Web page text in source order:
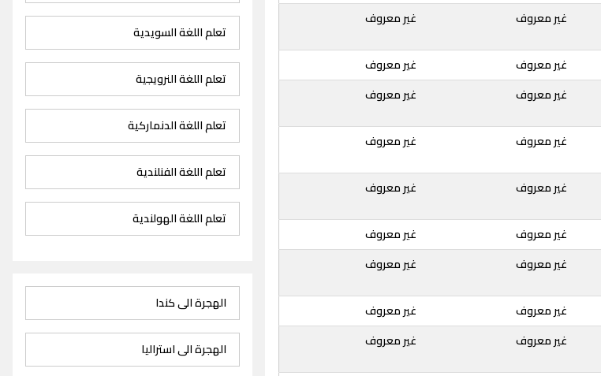
غير معروف غير معروف
غير معروف
غير معروف
غير معروف غير معروف
غير معروف غير معروف
غير معروف غير معروف
غير معروف
غير معروف
غير معروف غير معروف
غير معروف
غير معروف
غير معروف غير معروف
تعلم اللغة السويدية
تعلم اللغة النرويجية
تعلم اللغة الدنماركية
تعلم اللغة الفنلندية
تعلم اللغة الهولندية
الهجرة الى كندا
الهجرة الى استراليا